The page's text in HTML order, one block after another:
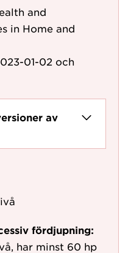
and
in Home and
01-02 och
av
fördjupning:
har minst 60 hp